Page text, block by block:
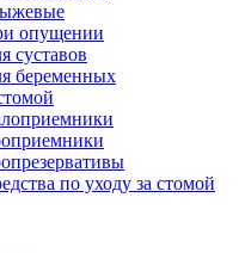
опущении
суставов
беременных
по уходу за стомой